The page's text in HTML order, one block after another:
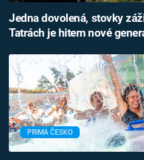
Jedna dovolená, stovky
Tatrách je hitem nové
PRIMA ČESKO